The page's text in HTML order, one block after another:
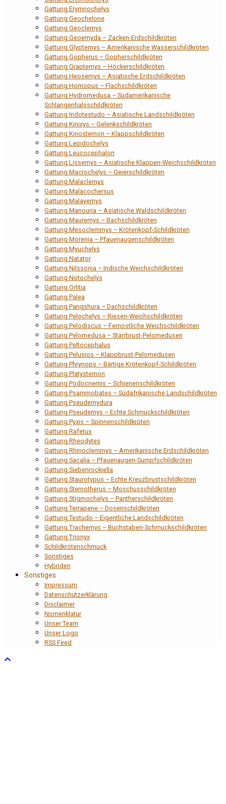
Gattung Erymnochelys
Gattung Geochelone
Gattung Geoclemys
Gattung Geoemyda – Zacken-Erdschildkröten
Gattung Glyptemys – Amerikanische Wasserschildkröten
Gattung Gopherus – Gopherschildkröten
Gattung Graptemys – Höckerschildkröten
Gattung Heosemys – Asiatische Erdschildkröten
Gattung Homopus – Flachschildkröten
Gattung Hydromedusa – Südamerikanische
Schlangenhalsschildkröten
Gattung Indotestudo – Asiatische Landschildkröten
Gattung Kinixys – Gelenkschildkröten
Gattung Kinosternon – Klappschildkröten
Gattung Lepidochelys
Gattung Leucocephalon
Gattung Lissemys – Asiatische Klappen-Weichschildkröten
Gattung Macrochelys – Geierschildkröten
Gattung Malaclemys
Gattung Malacochersus
Gattung Malayemys
Gattung Manouria – Asiatische Waldschildkröten
Gattung Mauremys – Bachschildkröten
Gattung Mesoclemmys – Krötenkopf-Schildkröten
Gattung Morenia – Pfauenaugenschildkröten
Gattung Myuchelys
Gattung Natator
Gattung Nilssonia – Indische Weichschildkröten
Gattung Notochelys
Gattung Orlitia
Gattung Palea
Gattung Pangshura – Dachschildkröten
Gattung Pelochelys – Riesen-Weichschildkröten
Gattung Pelodiscus – Fernöstliche Weichschildkröten
Gattung Pelomedusa – Starrbrust-Pelomedusen
Gattung Peltocephalus
Gattung Pelusios – Klappbrust-Pelomedusen
Gattung Phrynops – Bärtige Krötenkopf-Schildkröten
Gattung Platysternon
Gattung Podocnemis – Schienenschildkröten
Gattung Psammobates – Südafrikanische Landschildkröten
Gattung Pseudemydura
Gattung Pseudemys – Echte Schmuckschildkröten
Gattung Pyxis – Spinnenschildkröten
Gattung Rafetus
Gattung Rheodytes
Gattung Rhinoclemmys – Amerikanische Erdschildkröten
Gattung Sacalia – Pfauenaugen-Sumpfschildkröten
Gattung Siebenrockiella
Gattung Staurotypus – Echte Kreuzbrustschildkröten
Gattung Sternotherus – Moschusschildkröten
Gattung Stigmochelys – Pantherschildkröten
Gattung Terrapene – Dosenschildkröten
Gattung Testudo – Eigentliche Landschildkröten
Gattung Trachemys – Buchstaben-Schmuckschildkröten
Gattung Trionyx
Schildkrötenschmuck
Sonstiges
Hybriden
Sonstiges
Impressum
Datenschutzerklärung
Disclaimer
Nomenklatur
Unser Team
Unser Logo
RSS Feed